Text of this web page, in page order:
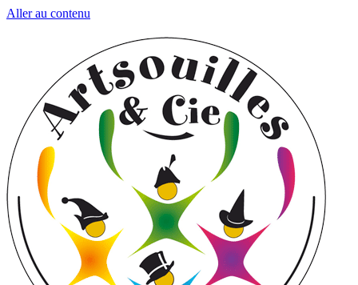
Aller au contenu